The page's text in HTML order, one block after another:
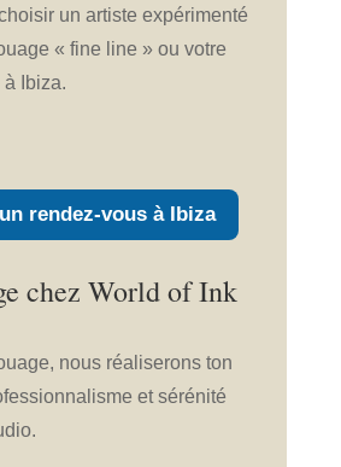
un artiste expérimenté
« fine line » ou votre
à Ibiza.
rendez-vous à Ibiza
chez World of Ink
nous réaliserons ton
et sérénité